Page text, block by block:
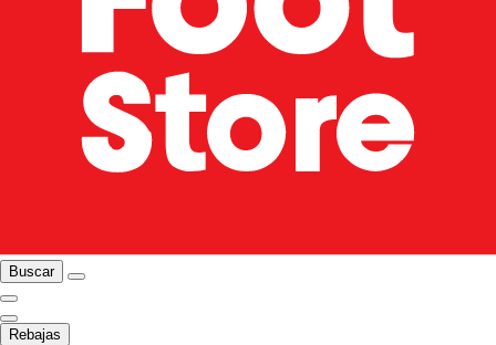
Buscar
Rebajas